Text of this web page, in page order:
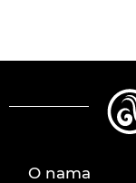
O nama